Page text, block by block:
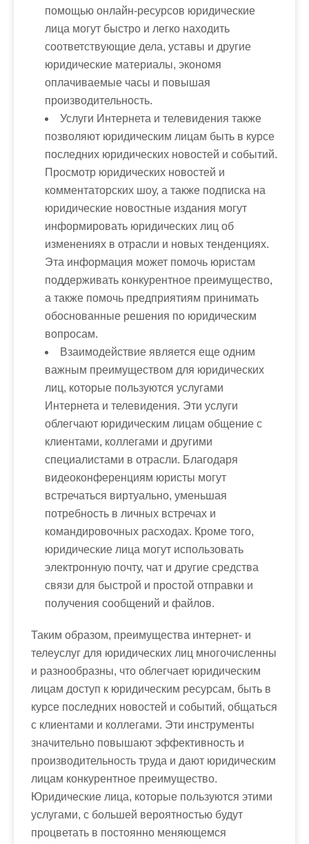
помощью онлайн-ресурсов юридические
лица могут быстро и легко находить
соответствующие дела, уставы и другие
юридические материалы, экономя
оплачиваемые часы и повышая
производительность.
Услуги Интернета и телевидения также
позволяют юридическим лицам быть в курсе
последних юридических новостей и событий.
Просмотр юридических новостей и
комментаторских шоу, а также подписка на
юридические новостные издания могут
информировать юридических лиц об
изменениях в отрасли и новых тенденциях.
Эта информация может помочь юристам
поддерживать конкурентное преимущество,
а также помочь предприятиям принимать
обоснованные решения по юридическим
вопросам.
Взаимодействие является еще одним
важным преимуществом для юридических
лиц, которые пользуются услугами
Интернета и телевидения. Эти услуги
облегчают юридическим лицам общение с
клиентами, коллегами и другими
специалистами в отрасли. Благодаря
видеоконференциям юристы могут
встречаться виртуально, уменьшая
потребность в личных встречах и
командировочных расходах. Кроме того,
юридические лица могут использовать
электронную почту, чат и другие средства
связи для быстрой и простой отправки и
получения сообщений и файлов.
Таким образом, преимущества интернет- и
телеуслуг для юридических лиц многочисленны
и разнообразны, что облегчает юридическим
лицам доступ к юридическим ресурсам, быть в
курсе последних новостей и событий, общаться
с клиентами и коллегами. Эти инструменты
значительно повышают эффективность и
производительность труда и дают юридическим
лицам конкурентное преимущество.
Юридические лица, которые пользуются этими
услугами, с большей вероятностью будут
процветать в постоянно меняющемся